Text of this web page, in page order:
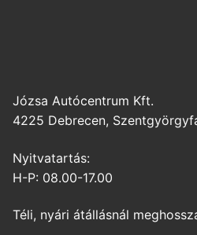
Józsa Autócentrum Kft.
4225 Debrecen,
Nyitvatartás:
H-P: 08.00-17.00
Téli, nyári átállásnál